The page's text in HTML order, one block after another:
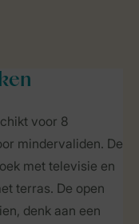
voor 8
mindervaliden. De
met televisie en
terras. De open
denk aan een